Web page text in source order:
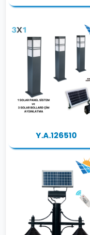
Y.A.126510